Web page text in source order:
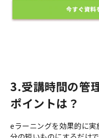
3.受講時間の管
ポイントは？
eラーニングを効果的に